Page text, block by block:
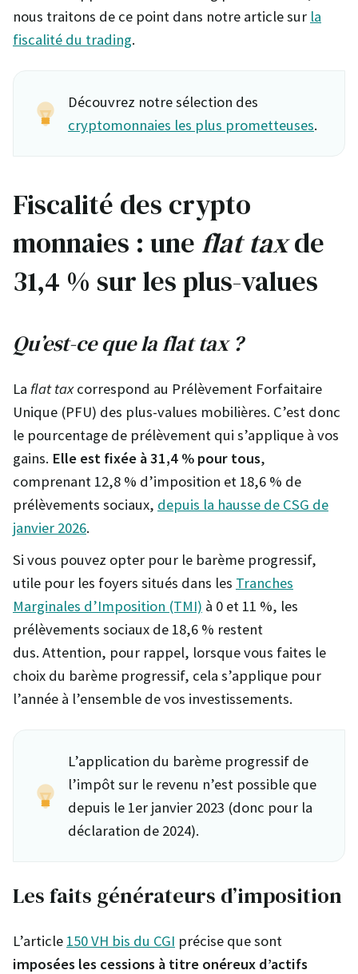
nous traitons de ce point dans notre article sur la
fiscalité du trading.
Découvrez notre sélection des
cryptomonnaies les plus prometteuses.
Fiscalité des crypto
monnaies : uneflat taxde
31,4 % sur les plus-values
Qu’est-ce que la flat tax ?
La flat taxcorrespond au Prélèvement Forfaitaire
Unique (PFU) des plus-values mobilières. C’est donc
le pourcentage de prélèvement qui s’applique à vos
gains. Elle est fixée à 31,4 % pour tous,
comprenant 12,8 % d’imposition et 18,6 % de
prélèvements sociaux, depuis la hausse de CSG de
janvier 2026.
Si vous pouvez opter pour le barème progressif,
utile pour les foyers situés dans les Tranches
Marginales d’Imposition (TMI) à 0 et 11 %, les
prélèvements sociaux de 18,6 % restent
dus. Attention, pour rappel, lorsque vous faites le
choix du barème progressif, cela s’applique pour
l’année à l’ensemble de vos investissements.
L’application du barème progressif de
l’impôt sur le revenu n’est possible que
depuis le 1er janvier 2023 (donc pour la
déclaration de 2024).
Les faits générateurs d’imposition
L’article 150 VH bis du CGI précise que sont
imposées les cessions à titre onéreux d’actifs